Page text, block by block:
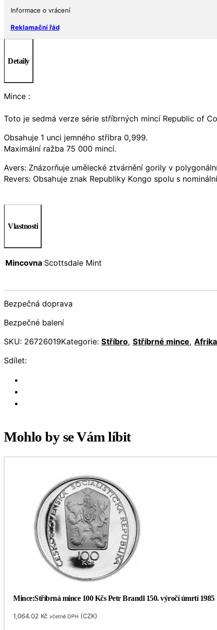
Informace o vrácení
Reklamační řád
Detaily
Mince :
Toto je sedmá verze série stříbrných mincí Republic of
Obsahuje 1 unci jemného stříbra 0,999.
Maximální ražba 75 000 mincí.
Avers: Znázorňuje umělecké ztvárnění gorily v
Revers: Obsahuje znak Republiky Kongo spolu s
Vlastnosti
Mincovna Scottsdale Mint
Bezpečná doprava
Bezpečné balení
SKU: 26726019Kategorie: Stříbro, Stříbrné mince, Afrika
Sdílet:
Mohlo by se Vám líbit
Mince:Stříbrná mince 100 Kčs Petr Brandl 150. výročí úmrtí 1985
1,064.02 Kč včetně DPH (CZK)